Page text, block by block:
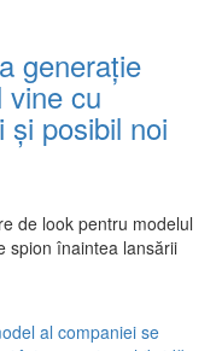
generație
vine cu
și posibil noi
de look pentru modelul
spion înaintea lansării